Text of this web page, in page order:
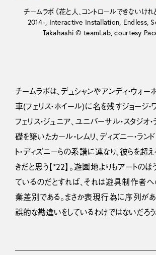
チームラボ《花と人、コントロールできないけれ
2014-, Interactive Installation, Endless,
Takahashi © teamLab, courtesy
チームラボは、デュシャンやアンディ・ウォー
車(フェリス・ホイール)に名を残すジョージ・ワ
フェリス・ジュニア、ユニバーサル・スタジオ
礎を築いたカール・レムリ、ディズニー・ラン
ト・ディズニーらの系譜に連なり、彼らを超
きだと思う【*22】。遊園地よりもアートの
ているのだとすれば、それは遊具制作者へ
業差別である。まさか表現行為に序列があ
誤的な勘違いをしているわけではないだろう